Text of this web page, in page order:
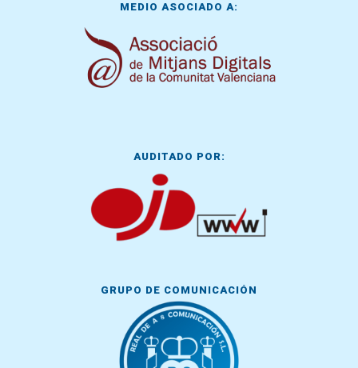
MEDIO ASOCIADO A:
AUDITADO POR:
GRUPO DE COMUNICACIÓN